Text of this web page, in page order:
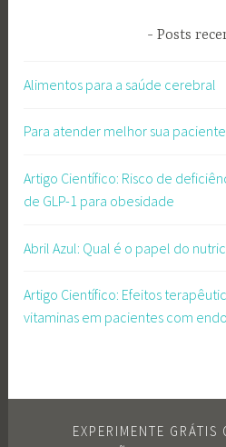
Posts
Alimentos para a saúde cerebral
Para atender melhor sua
Artigo Científico: Risco de
de GLP-1 para obesidade
Abril Azul: Qual é o papel do
Artigo Científico: Efeitos
vitaminas em pacientes com
EXPERIMENTE GRÁTIS